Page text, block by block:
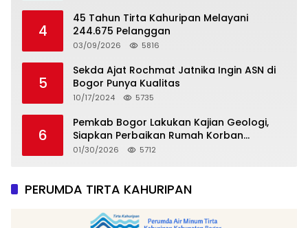
4
45 Tahun Tirta Kahuripan Melayani
244.675 Pelanggan
03/09/2026 5816
5
Sekda Ajat Rochmat Jatnika Ingin ASN di
Bogor Punya Kualitas
10/17/2024 5735
6
Pemkab Bogor Lakukan Kajian Geologi,
Siapkan Perbaikan Rumah Korban
Pergeseran Tanah
01/30/2026 5712
PERUMDA TIRTA KAHURIPAN